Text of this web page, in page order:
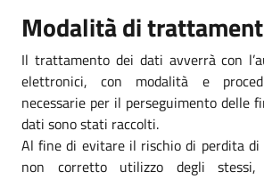
Modalità di
Il trattamento dei dati avverrà con
elettronici, con modalità e
necessarie per il perseguimento delle
dati sono stati raccolti.
Al fine di evitare il rischio di perdita
non corretto utilizzo degli stessi,